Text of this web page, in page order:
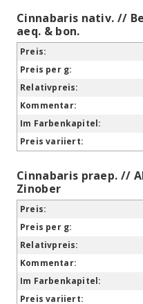
Cinnabaris nativ. //
aeq. & bon.
Cinnabaris praep. //
Zinober